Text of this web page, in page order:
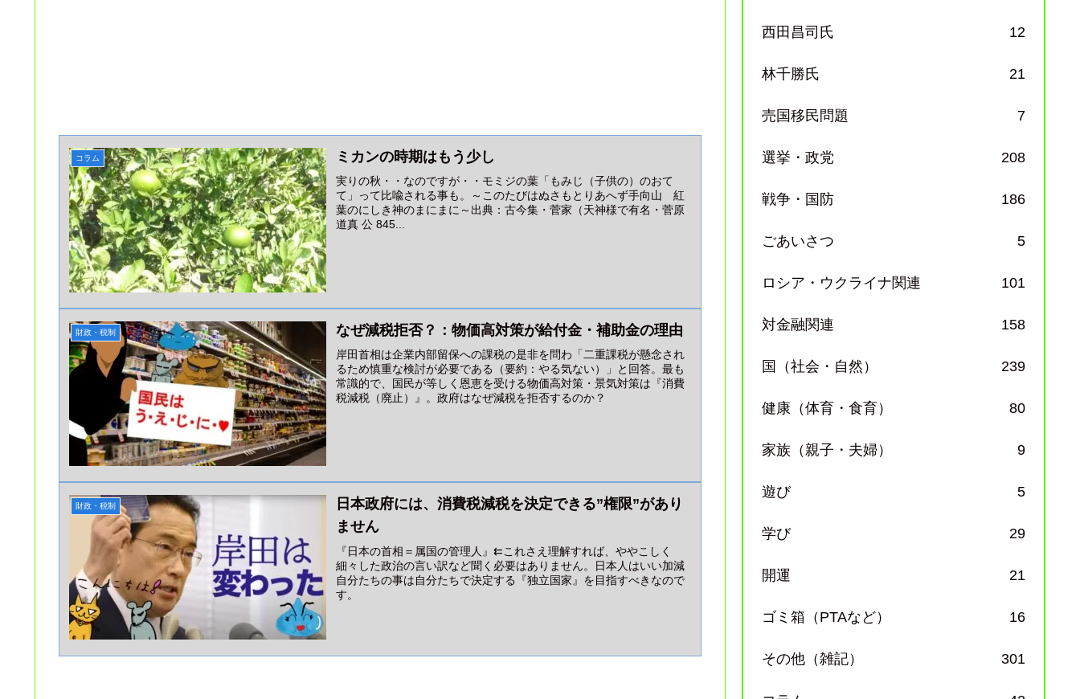
コラム ミカンの時期はもう少し
実りの秋・・なのですが・・モミジの葉「もみじ（子供の）のおて
て」って比喩される事も。～このたびはぬさもとりあへず手向山 紅
葉のにしき神のまにまに～出典：古今集・菅家（天神様で有名・菅原
道真 公 845...
財政・税制 なぜ減税拒否？：物価高対策が給付金・補助金の理由
岸田首相は企業内部留保への課税の是非を問わ「二重課税が懸念され
るため慎重な検討が必要である（要約：やる気ない）」と回答。最も
常識的で、国民が等しく恩恵を受ける物価高対策・景気対策は『消費
税減税（廃止）』。政府はなぜ減税を拒否するのか？
財政・税制
日本政府には、消費税減税を決定できる”権限”があり
ません
『日本の首相＝属国の管理人』⇇これさえ理解すれば、ややこしく
細々した政治の言い訳など聞く必要はありません。日本人はいい加減
自分たちの事は自分たちで決定する『独立国家』を目指すべきなので
す。
西田昌司氏 12
林千勝氏 21
売国移民問題 7
選挙・政党 208
戦争・国防 186
ごあいさつ 5
ロシア・ウクライナ関連 101
対金融関連 158
国（社会・自然） 239
健康（体育・食育） 80
家族（親子・夫婦） 9
遊び 5
学び 29
開運 21
ゴミ箱（PTAなど） 16
その他（雑記） 301